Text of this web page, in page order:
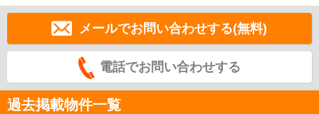
メールでお問い合わせする(無料)
電話でお問い合わせする
過去掲載物件一覧